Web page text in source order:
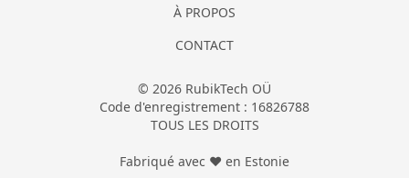
À PROPOS
CONTACT
© 2026 RubikTech OÜ
Code d'enregistrement : 16826788
TOUS LES DROITS
Fabriqué avec ❤ en Estonie